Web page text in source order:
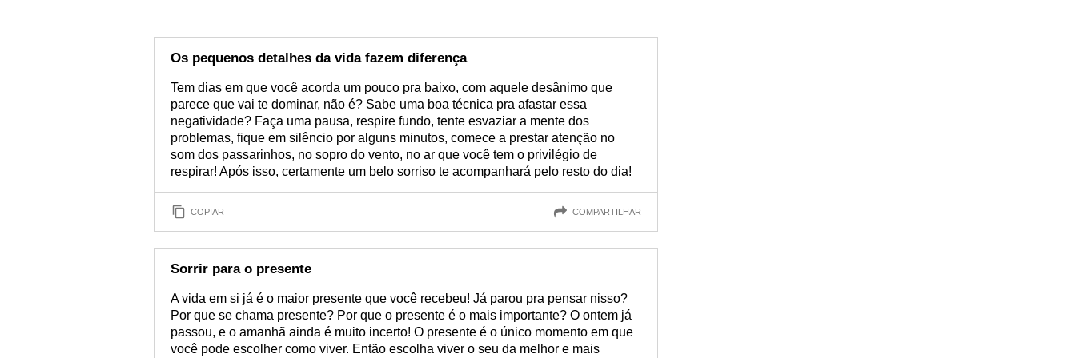
Os pequenos detalhes da vida fazem diferença
Tem dias em que você acorda um pouco pra baixo, com aquele desânimo que
parece que vai te dominar, não é? Sabe uma boa técnica pra afastar essa
negatividade? Faça uma pausa, respire fundo, tente esvaziar a mente dos
problemas, fique em silêncio por alguns minutos, comece a prestar atenção no
som dos passarinhos, no sopro do vento, no ar que você tem o privilégio de
respirar! Após isso, certamente um belo sorriso te acompanhará pelo resto do dia!
COPIAR COMPARTILHAR
Sorrir para o presente
A vida em si já é o maior presente que você recebeu! Já parou pra pensar nisso?
Por que se chama presente? Por que o presente é o mais importante? O ontem já
passou, e o amanhã ainda é muito incerto! O presente é o único momento em que
você pode escolher como viver. Então escolha viver o seu da melhor e mais